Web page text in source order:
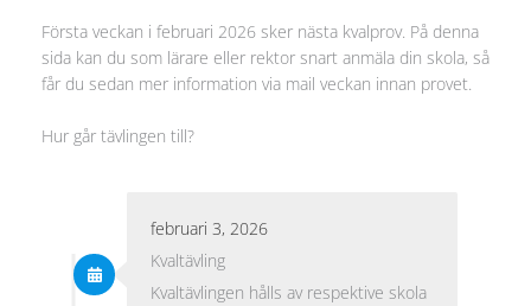
Första veckan i februari 2026 sker nästa kvalprov. På denna
sida kan du som lärare eller rektor snart anmäla din skola, så
får du sedan mer information via mail veckan innan provet.
Hur går tävlingen till?
februari 3, 2026
Kvaltävling
Kvaltävlingen hålls av respektive skola